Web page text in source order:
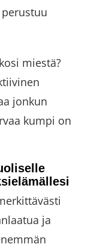
miestä?
jonkun
kumpi on
ja